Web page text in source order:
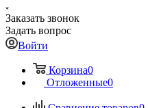
Заказать звонок
Задать вопрос
Войти
Корзина0
Отложенные0